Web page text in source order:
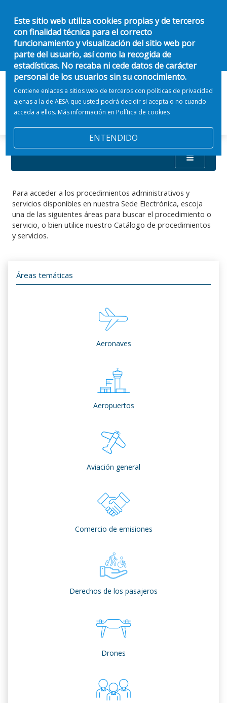
Este sitio web utiliza cookies propias y de terceros
con finalidad técnica para el correcto
funcionamiento y visualización del sitio web por
parte del usuario, así como la recogida de
estadísticas. No recaba ni cede datos de carácter
personal de los usuarios sin su conocimiento.
Contiene enlaces a sitios web de terceros con políticas de privacidad
ajenas a la de AESA que usted podrá decidir si acepta o no cuando
acceda a ellos. Más información en Política de cookies
ENTENDIDO
Para acceder a los procedimientos administrativos y
servicios disponibles en nuestra Sede Electrónica, escoja
una de las siguientes áreas para buscar el procedimiento o
servicio, o bien utilice nuestro Catálogo de procedimientos
y servicios.
Áreas temáticas
Aeronaves
Aeropuertos
Aviación general
Comercio de emisiones
Derechos de los pasajeros
Drones